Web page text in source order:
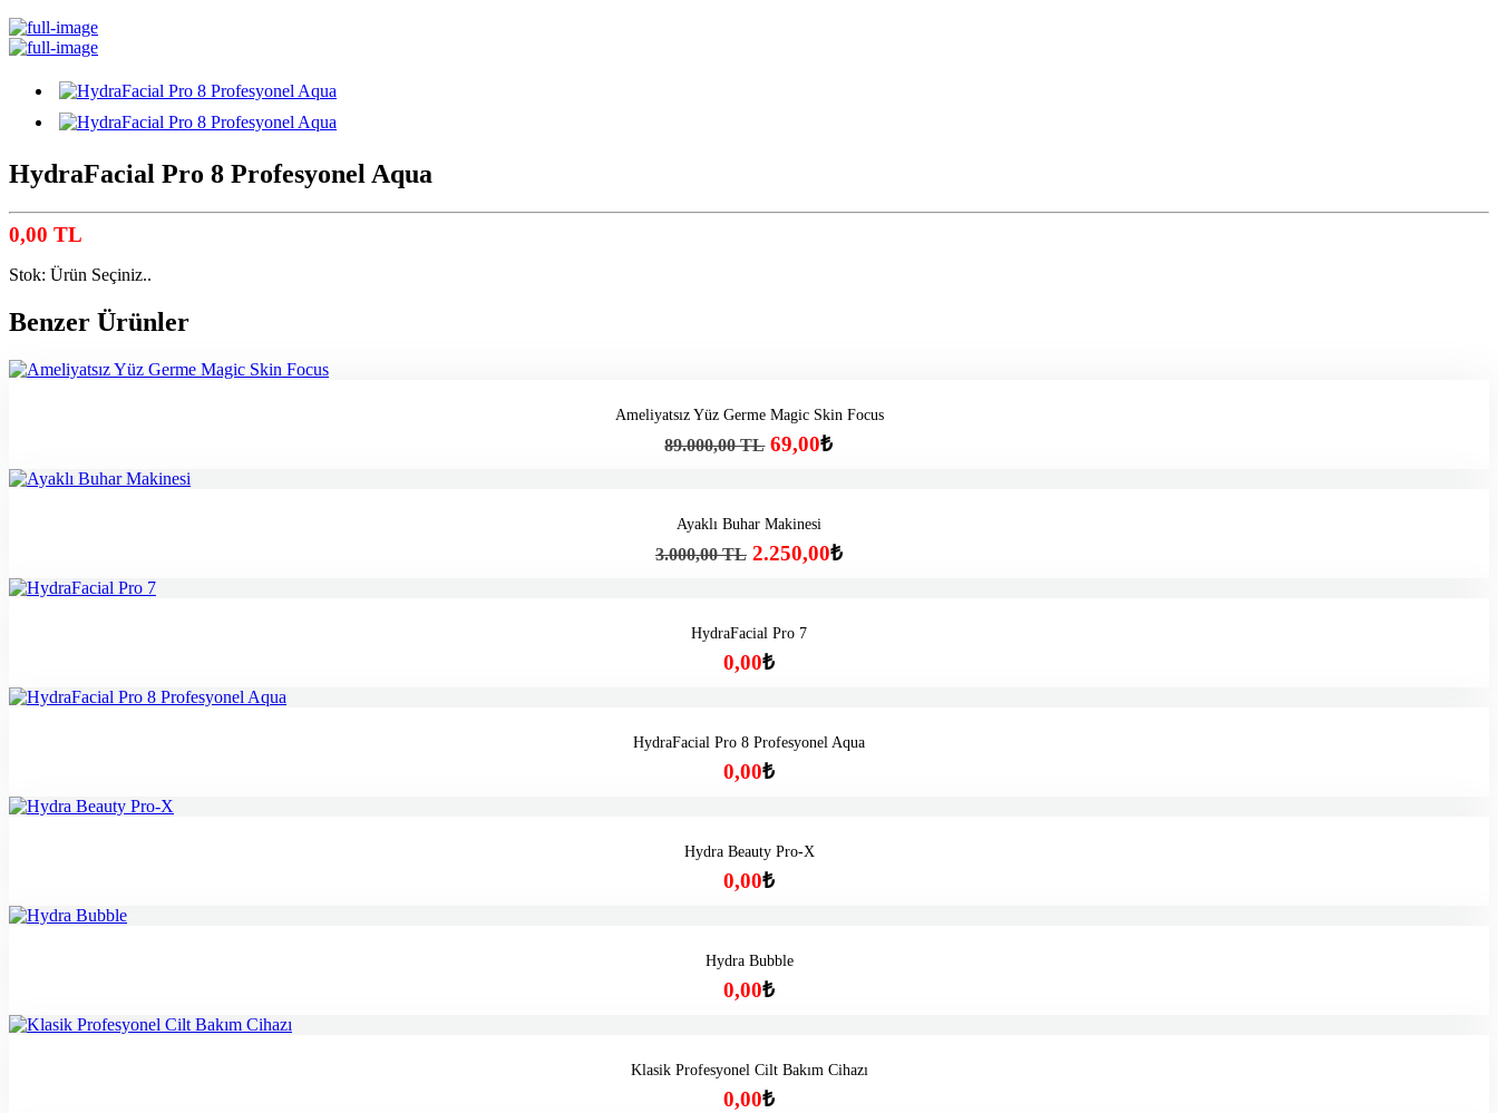
HydraFacial Pro 8 Profesyonel Aqua
0,00 TL
Stok: Ürün Seçiniz..
Benzer Ürünler
Ameliyatsız Yüz Germe Magic Skin Focus
89.000,00 TL 69,00₺
Ayaklı Buhar Makinesi
3.000,00 TL 2.250,00₺
HydraFacial Pro 7
0,00₺
HydraFacial Pro 8 Profesyonel Aqua
0,00₺
Hydra Beauty Pro-X
0,00₺
Hydra Bubble
0,00₺
Klasik Profesyonel Cilt Bakım Cihazı
0,00₺